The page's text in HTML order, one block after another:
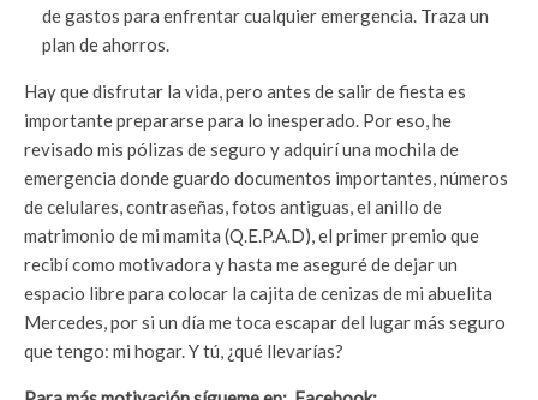
de gastos para enfrentar cualquier emergencia. Traza un
plan de ahorros.
Hay que disfrutar la vida, pero antes de salir de fiesta es
importante prepararse para lo inesperado. Por eso, he
revisado mis pólizas de seguro y adquirí una mochila de
emergencia donde guardo documentos importantes, números
de celulares, contraseñas, fotos antiguas, el anillo de
matrimonio de mi mamita (Q.E.P.A.D), el primer premio que
recibí como motivadora y hasta me aseguré de dejar un
espacio libre para colocar la cajita de cenizas de mi abuelita
Mercedes, por si un día me toca escapar del lugar más seguro
que tengo: mi hogar. Y tú, ¿qué llevarías?